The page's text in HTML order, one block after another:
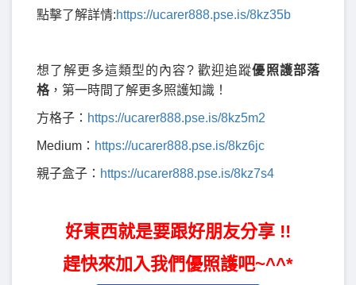
點擊了解詳情:https://ucarer888.pse.is/8kz35b
想了解更多這類型的內容? 歡迎追蹤優照護部落
格，第一時間了解更多照護知識！
方格子： https://ucarer888.pse.is/8kz5m2
Medium： https://ucarer888.pse.is/8kz6jc
親子盒子： https://ucarer888.pse.is/8kz7s4
好東西就是要跟好朋友分享 !!
趕快來加入我們優照護吧~^^*